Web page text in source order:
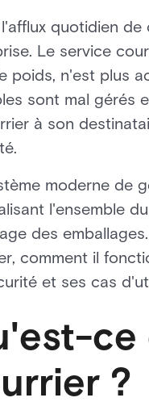
quotidien
Le service
poids, n'est plus
sont mal gérés
à son
moderne de
l'ensemble
des
comment il
et ses cas
ce
?